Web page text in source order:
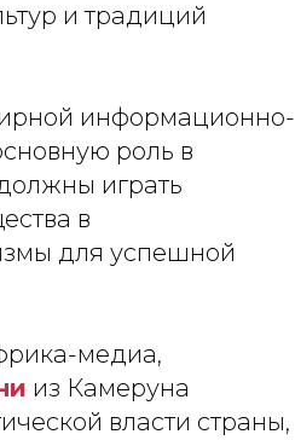
и традиций
информационно-
роль в
играть
в
для успешной
медиа,
из Камеруна
власти страны,